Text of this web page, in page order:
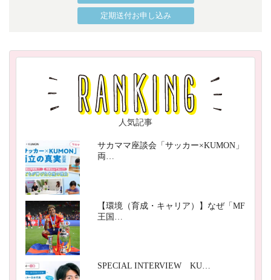
定期送付お申し込み
人気記事
サカママ座談会「サッカー×KUMON」
両…
【環境（育成・キャリア）】なぜ「MF
王国…
SPECIAL INTERVIEW KU…